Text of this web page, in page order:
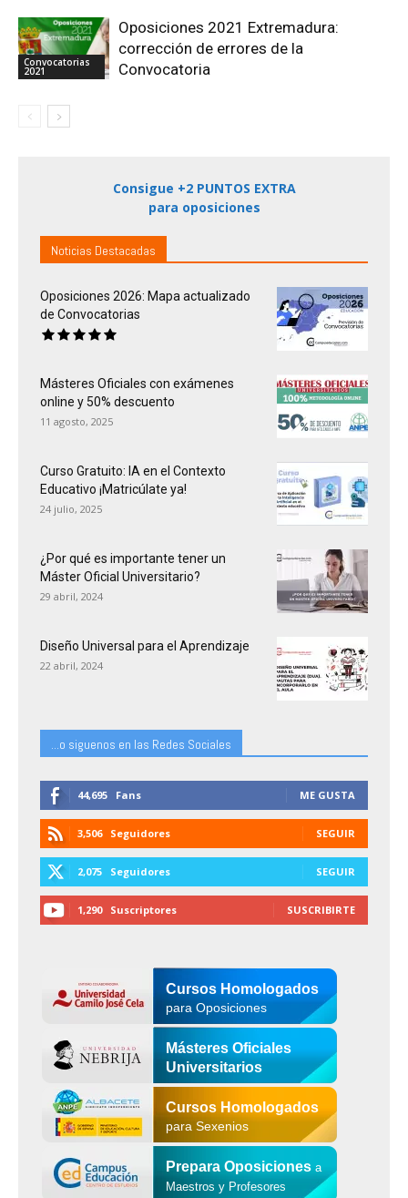
Convocatorias
2021
Oposiciones 2021 Extremadura:
corrección de errores de la
Convocatoria
Consigue +2 PUNTOS EXTRA
para oposiciones
Noticias Destacadas
Oposiciones 2026: Mapa actualizado
de Convocatorias
Másteres Oficiales con exámenes
online y 50% descuento
11 agosto, 2025
Curso Gratuito: IA en el Contexto
Educativo ¡Matricúlate ya!
24 julio, 2025
¿Por qué es importante tener un
Máster Oficial Universitario?
29 abril, 2024
Diseño Universal para el Aprendizaje
22 abril, 2024
...o siguenos en las Redes Sociales
44,695 Fans ME GUSTA
3,506 Seguidores SEGUIR
2,075 Seguidores SEGUIR
1,290 Suscriptores SUSCRIBIRTE
Cursos Homologados
para Oposiciones
Másteres Oficiales
Universitarios
Cursos Homologados
para Sexenios
Prepara Oposiciones a
Maestros y Profesores